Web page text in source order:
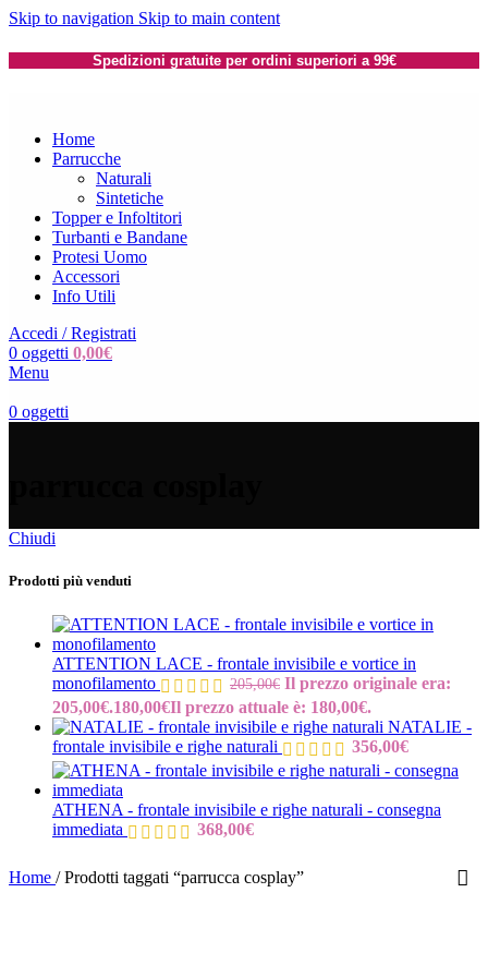
Skip to navigation Skip to main content
Spedizioni gratuite per ordini superiori a 99€
Home
Parrucche
Naturali
Sintetiche
Topper e Infoltitori
Turbanti e Bandane
Protesi Uomo
Accessori
Info Utili
Accedi / Registrati
0 oggetti 0,00€
Menu
0 oggetti
Chiudi
Prodotti più venduti
ATTENTION LACE - frontale invisibile e vortice in
monofilamento
205,00€ Il prezzo originale era:
205,00€.180,00€Il prezzo attuale è: 180,00€.
NATALIE -
frontale invisibile e righe naturali
356,00€
ATHENA - frontale invisibile e righe naturali - consegna
immediata
368,00€
Home / Prodotti taggati “parrucca cosplay”